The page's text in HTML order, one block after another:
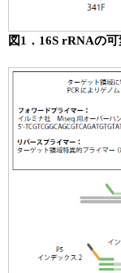
図1．16S rRNAの